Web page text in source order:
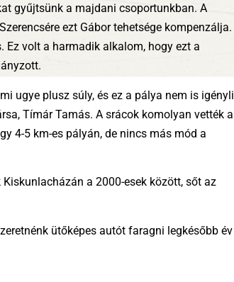
gyűjtsünk a majdani csoportunkban. A
ezt Gábor tehetsége kompenzálja.
Ez volt a harmadik alkalom, hogy ezt a
ugye plusz súly, és ez a pálya nem is igényli
Tímár Tamás. A srácok komolyan vették a
4-5 km-es pályán, de nincs más mód a
a 2000-esek között, sőt az
ütőképes autót faragni legkésőbb év